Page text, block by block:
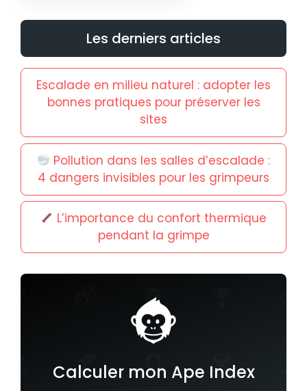
Les derniers articles
Escalade en milieu naturel : adopter les
bonnes pratiques pour préserver les
sites
Pollution dans les salles d’escalade :
4 dangers invisibles pour les grimpeurs
L’importance du confort thermique
pendant la grimpe
Calculer mon Ape Index